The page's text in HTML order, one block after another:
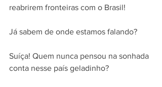
reabrirem fronteiras com o Brasil!
Já sabem de onde estamos falando?
Suíça! Quem nunca pensou na sonhada
conta nesse país geladinho?